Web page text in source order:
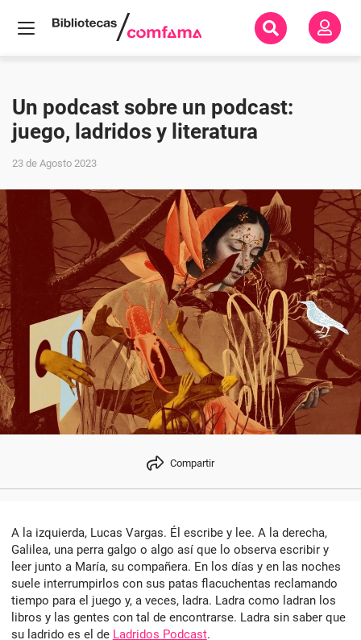
nuestras
historias
Nuevas
podcast
sobre un
podcast:
juego,
ladridos
y
literatura
Un podcast sobre un podcast:
juego, ladridos y literatura
23 de Agosto 2023
Compartir
A la izquierda, Lucas Vargas. Él escribe y lee. A la derecha,
Galilea, una perra galgo o algo así que lo observa escribir y
leer junto a María, su compañera. En los días y en las noches
suele interrumpirlos con sus patas flacuchentas reclamando
tiempo para el juego y, a veces, ladra. Ladra como ladran los
libros y las gentes con tal de encontrarse. Ladra sin saber que
su ladrido es el de Ladridos Podcast.